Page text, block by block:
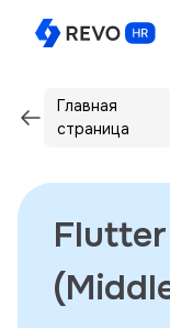
Главная
страница